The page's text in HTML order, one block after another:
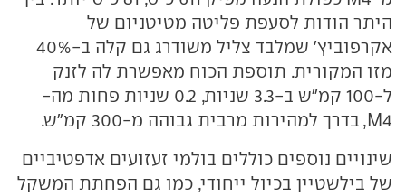
היתר הודות לסעפת פליטה מטיטניום של
אקרפוביץ' שמלבד צליל משודרג גם קלה ב-40%
מזו המקורית. תוספת הכוח מאפשרת לה לזנק
ל-100 קמ"ש ב-3.3 שניות, 0.2 שניות פחות מה-
M4, בדרך למהירות מרבית גבוהה מ-300 קמ"ש.
שינויים נוספים כוללים בולמי זעזועים אדפטיביים
של בילשטיין בכיול ייחודי, כמו גם הפחתת המשקל